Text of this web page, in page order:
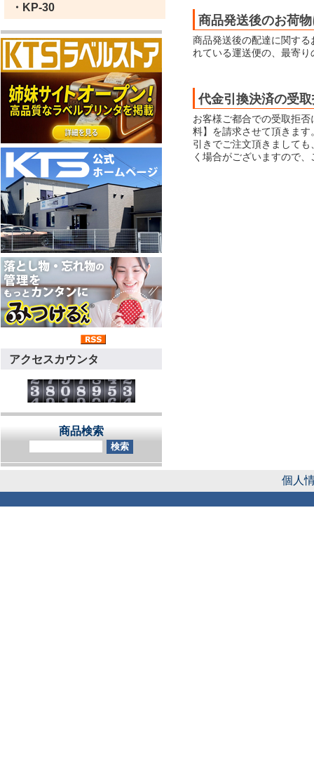
・KP-30
アクセスカウンタ
商品検索
商品発送後のお荷
商品発送後の配達に関す
れている運送便の、最寄
代金引換決済の受
お客様ご都合での受取拒
料】を請求させて頂きま
引きでご注文頂きまして
く場合がございますので
個人